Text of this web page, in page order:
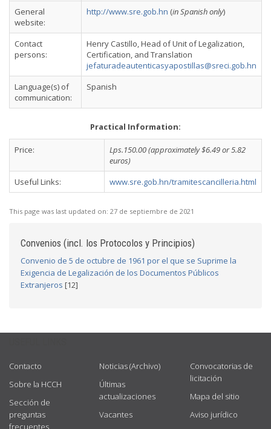
General
website:
http://www.sre.gob.hn (in Spanish only)
Contact
persons:
Henry Castillo, Head of Unit of Legalization,
Certification, and Translation
jefaturadeautenticasyapostillas@sreci.gob.hn
Language(s) of
communication:
Spanish
Practical Information:
Price:
Lps.150.00 (approximately $6.49 or 5.82
euros)
Useful Links:
www.sre.gob.hn/tramitescancilleria.html
This page was last updated on: 27 de septiembre de 2021
Convenios (incl. los Protocolos y Principios)
Convenio de 5 de octubre de 1961 por el que se Suprime la
Exigencia de Legalización de los Documentos Públicos
Extranjeros [12]
Contacto
Sobre la HCCH
Sección de
preguntas
frecuentes
Noticias (Archivo)
Últimas
actualizaciones
Vacantes
Convocatorias de
licitación
Mapa del sitio
Aviso jurídico